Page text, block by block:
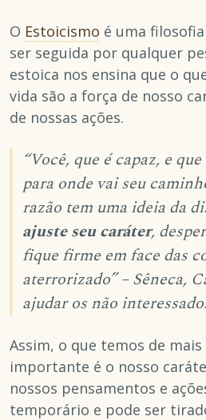
O Estoicismo é uma
ser seguida por qualquer
estoica nos ensina que o
vida são a força de nosso
de nossas ações.
“Você, que é capaz, e
para onde vai seu
razão tem uma ideia da
ajuste seu caráter,
fique firme em face das
aterrorizado” – Sêneca,
ajudar os não
Assim, o que temos de mais
importante é o nosso
nossos pensamentos e
temporário e pode ser